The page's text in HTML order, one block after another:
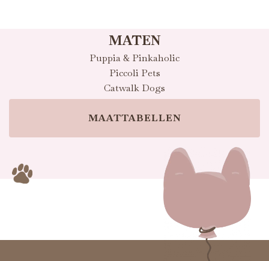
MATEN
Puppia & Pinkaholic
Piccoli Pets
Catwalk Dogs
MAATTABELLEN